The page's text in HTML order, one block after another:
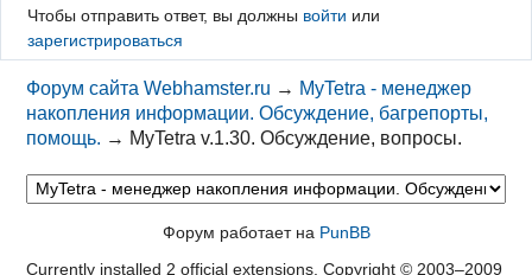
Чтобы отправить ответ, вы должны войти или
зарегистрироваться
Форум сайта Webhamster.ru → MyTetra - менеджер
накопления информации. Обсуждение, багрепорты,
помощь. → MyTetra v.1.30. Обсуждение, вопросы.
Форум работает на PunBB
Currently installed 2 official extensions. Copyright © 2003–2009